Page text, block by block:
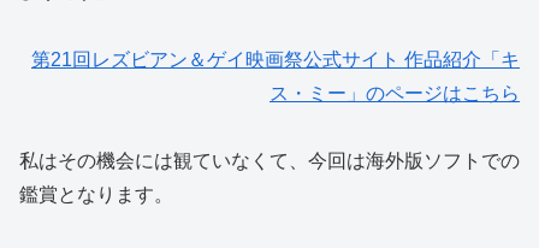
第21回レズビアン＆ゲイ映画祭公式サイト 作品紹介「キ
ス・ミー」のページはこちら
私はその機会には観ていなくて、今回は海外版ソフトでの
鑑賞となります。